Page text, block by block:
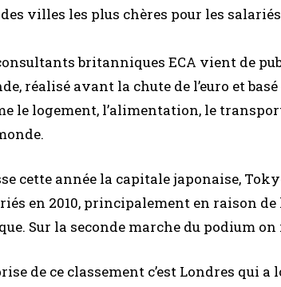
villes les plus chères pour les
britanniques ECA vient de
réalisé avant la chute de l’euro et
le logement, l’alimentation, le
cette année la capitale japonaise,
en 2010, principalement en raison
Sur la seconde marche du podium
de ce classement c’est Londres qui